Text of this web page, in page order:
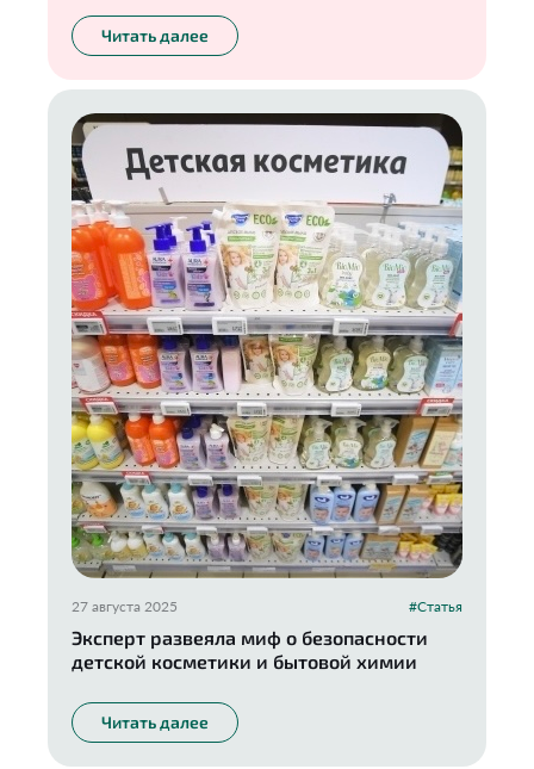
Читать далее
27 августа 2025 #Статья
Эксперт развеяла миф о безопасности
детской косметики и бытовой химии
Читать далее